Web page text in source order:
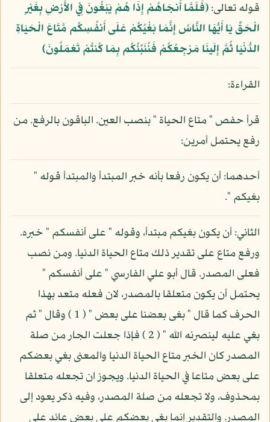
قوله تعالى:﴿فَلَمَّا أَنجَاهُمْ إِذَا هُمْ يَبْغُونَ فِي الأَرْضِ بِغَيْرِ
الْحَقِّ يَا أَيُّهَا النَّاسُ إِنَّمَا بَغْيُكُمْ عَلَى أَنفُسِكُم مَّتَاعَ الْحَيَاةِ
الدُّنْيَا ثُمَّ إِلَينَا مَرْجِعُكُمْ فَنُنَبِّئُكُم بِمَا كُنتُمْ تَعْمَلُونَ﴾
القراءة:
قرأ حفص " متاع الحياة " بنصب العين. الباقون بالرفع. من
رفع يحتمل أمرين:
أحدهما: أن يكون رفعا بأنه خبر المبتدأ والمبتدأ قوله "
بغيكم ".
الثاني: أن يكون بغيكم مبتدأ، وقوله " على أنفسكم " خبره.
ورفع متاع على تقدير ذلك متاع الحياة الدنيا. ومن نصب
فعلى المصدر. قال أبو علي الفارسي " على أنفسكم "
يحتمل أن يكون متعلقا بالمصدر، لان فعله متعد بهذا
الحرف كما قال " بغى بعضنا على بعض " ( 1 ) وقال " ثم
بغي عليه لينصرنه الله " ( 2 ) فإذا جعلت الجار من صلة
المصدر كان الخبر متاع الحياة الدنيا والمعنى بغي بعضكم
على بعض متاعا في الحياة الدنيا. ويجوز ان تجعله متعلقا
بمحذوف، ولا تجعله من صلة المصدر، وفيه ذكر يعود إلى
المصدر. والتقدير إنما بغي بعضكم على بعض عائد على